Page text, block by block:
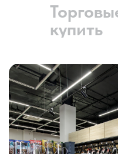
купить
Стеллаж с передней стойкой
Стеллаж с передней стойкой — это
решение для эффективного
видных местах. Передняя стойка
- Преимущества:
- Увеличивает видимость товаров,
быстрому продвижению.
- Позволяет легко организовать
выставлять специальные
- Идеален для магазинов, где
товаров и привлечение внимания
Стеллаж с верхним